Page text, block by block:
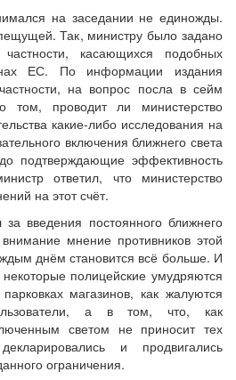
на заседании не единожды.
Так, министру было задано
касающихся подобных
ЕС. По информации издания
на вопрос посла в сейм
том, проводит ли министерство
какие-либо исследования на
включения ближнего света
подтверждающие эффективность
ответил, что министерство
на этот счёт.
введения постоянного ближнего
мнение противников этой
днём становится всё больше. И
полицейские умудряются
магазинов, как жалуются
а в том, что, как
светом не приносит тех
и продвигались
ограничения.